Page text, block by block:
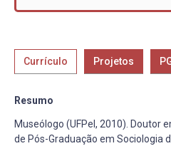
Currículo Projetos
Resumo
Museólogo (UFPel, 2010). Doutor
de Pós-Graduação em Sociologia